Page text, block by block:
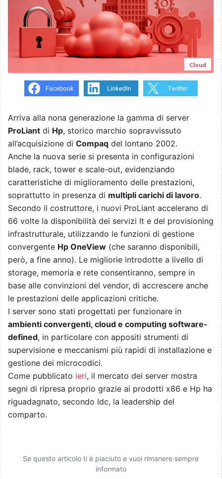
Cloud
Arriva alla nona generazione la gamma di server
ProLiant di Hp, storico marchio sopravvissuto
all’acquisizione di Compaq del lontano 2002.
Anche la nuova serie si presenta in configurazioni
blade, rack, tower e scale-out, evidenziando
caratteristiche di miglioramento delle prestazioni,
soprattutto in presenza di multipli carichi di lavoro.
Secondo il costruttore, i nuovi ProLiant accelerano di
66 volte la disponibilità dei servizi It e del provisioning
infrastrutturale, utilizzando le funzioni di gestione
convergente Hp OneView (che saranno disponibili,
però, a fine anno). Le migliorie introdotte a livello di
storage, memoria e rete consentiranno, sempre in
base alle convinzioni del vendor, di accrescere anche
le prestazioni delle applicazioni critiche.
I server sono stati progettati per funzionare in
ambienti convergenti, cloud e computing software-
defined, in particolare con appositi strumenti di
supervisione e meccanismi più rapidi di installazione e
gestione dei microcodici.
Come pubblicato ieri, il mercato dei server mostra
segni di ripresa proprio grazie ai prodotti x86 e Hp ha
riguadagnato, secondo Idc, la leadership del
comparto.
Se questo articolo ti è piaciuto e vuoi rimanere sempre
informato